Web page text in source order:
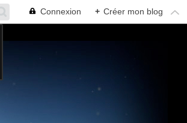
Connexion + Créer mon blog